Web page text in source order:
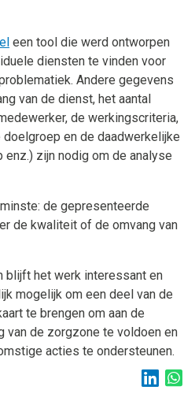
een tool die werd ontworpen
diensten te vinden voor
Andere gegevens
van de dienst, het aantal
de werkingscriteria,
en de daadwerkelijke
zijn nodig om de analyse
de gepresenteerde
de kwaliteit of de omvang van
blijft het werk interessant en
mogelijk om een deel van de
te brengen om aan de
van de zorgzone te voldoen en
acties te ondersteunen.